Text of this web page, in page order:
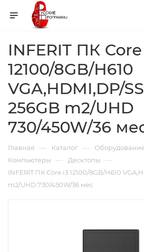
INFERIT ПК
12100/8GB/H610
VGA,HDMI,DP/
256GB m2/UHD
730/450W/36
Главная — Каталог —
Компьютеры — Десктопы —
INFERIT ПК Core i3 12100/8GB/H610
m2/UHD 730/450W/36 мес